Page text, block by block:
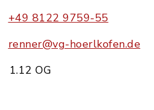
+49 8122 9759-55
renner@vg-hoerlkofen.de
1.12 OG